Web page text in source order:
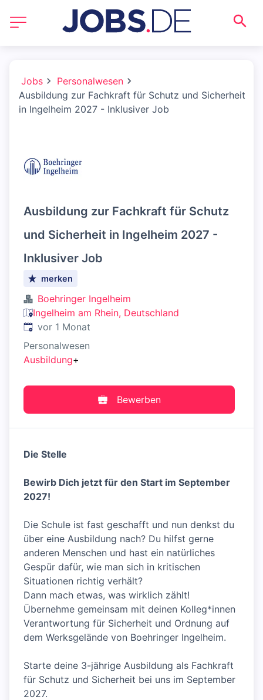
Jobs
Personalwesen
Ausbildung zur Fachkraft für Schutz und Sicherheit
in Ingelheim 2027 - Inklusiver Job
Ausbildung zur Fachkraft für Schutz
und Sicherheit in Ingelheim 2027 -
Inklusiver Job
merken
Boehringer Ingelheim
Ingelheim am Rhein, Deutschland
Veröffentlicht:
vor 1 Monat
Personalwesen
Ausbildung+
Bewerben
Die Stelle
Bewirb Dich jetzt für den Start im September
2027!
Die Schule ist fast geschafft und nun denkst du
über eine Ausbildung nach? Du hilfst gerne
anderen Menschen und hast ein natürliches
Gespür dafür, wie man sich in kritischen
Situationen richtig verhält?
Dann mach etwas, was wirklich zählt!
Übernehme gemeinsam mit deinen Kolleg*innen
Verantwortung für Sicherheit und Ordnung auf
dem Werksgelände von Boehringer Ingelheim.
Starte deine 3-jährige Ausbildung als Fachkraft
für Schutz und Sicherheit bei uns im September
2027.